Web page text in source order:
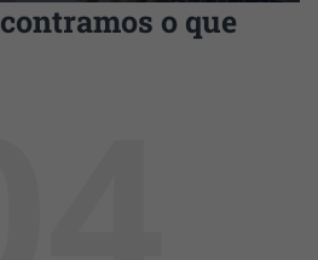
o que